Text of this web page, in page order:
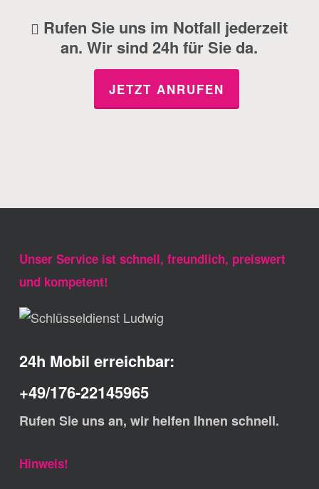
Rufen Sie uns im Notfall jederzeit
an. Wir sind 24h für Sie da.
JETZT ANRUFEN
Unser Service ist schnell, freundlich, preiswert
und kompetent!
24h Mobil erreichbar:
+49/176-22145965
Rufen Sie uns an, wir helfen Ihnen schnell.
Hinweis!